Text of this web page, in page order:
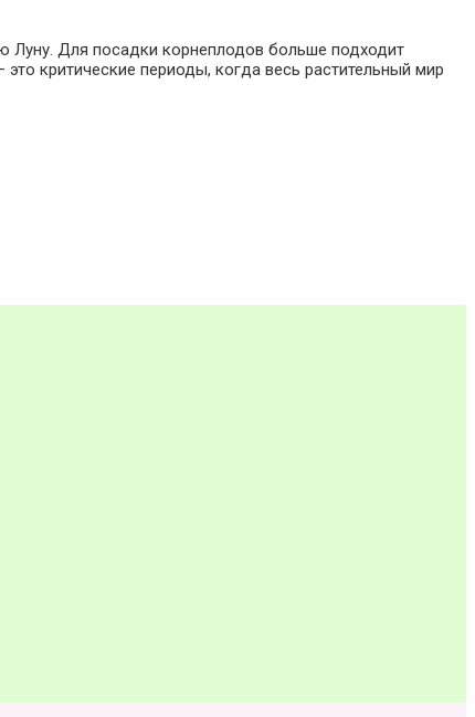
Луну. Для посадки корнеплодов больше подходит
критические периоды, когда весь растительный мир